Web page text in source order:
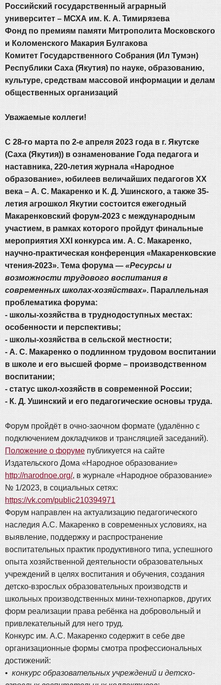
Российский государственный аграрный
университет – МСХА им. К. А. Тимирязева
Фонд по премиям памяти Митрополита Московского
и Коломенского Макария Булгакова
Комитет Государственного Собрания (Ил Тумэн)
Республики Саха (Якутия) по науке, образованию,
культуре, средствам массовой информации и делам
общественных организаций
Уважаемые коллеги!
С 28-го марта по 2-е апреля 2023 года в г. Якутске
(Саха (Якутия)) в ознаменование Года педагога и
наставника, 220-летия журнала «Народное
образование», юбилеев величайших педагогов ХХ
века – А. С. Макаренко и К. Д. Ушинского, а также 35-
летия агрошкол Якутии состоится ежегодный
Макаренковский форум-2023 с международным
участием, в рамках которого пройдут финальные
мероприятия XXI конкурса им. А. С. Макаренко,
научно-практическая конференция «Макаренковские
чтения-2023». Тема форума — «Ресурсы и
возможности трудового воспитания в
современных школах-хозяйствах». Параллельная
проблематика форума:
- школы-хозяйства в труднодоступных местах:
особенности и перспективы;
- школы-хозяйства в сельской местности;
- А. С. Макаренко о подлинном трудовом воспитании
в школе и его высшей форме – производственном
воспитании;
- статус школ-хозяйств в современной России;
- К. Д. Ушинский и его педагогические основы труда.
Форум пройдёт в очно-заочном формате (удалённо с
подключением докладчиков и трансляцией заседаний).
Положение о форуме публикуется на сайте
Издательского Дома «Народное образование»
http://narodnoe.org/, в журнале «Народное образование»
№ 1/2023, в социальных сетях:
https://vk.com/public210394971
Форум направлен на актуализацию педагогического
наследия А.С. Макаренко в современных условиях, на
выявление, поддержку и распространение
воспитательных практик продуктивного типа, успешного
опыта хозяйственной деятельности образовательных
учреждений в целях воспитания и обучения, создания
детско-взрослых образовательных производств и
школьных производственных мини-технопарков, других
форм реализации права ребёнка на добровольный и
привлекательный для него труд.
Конкурс им. А.С. Макаренко содержит в себе две
организационные формы смотра профессиональных
достижений:
• конкурс образовательных учреждений и детско-